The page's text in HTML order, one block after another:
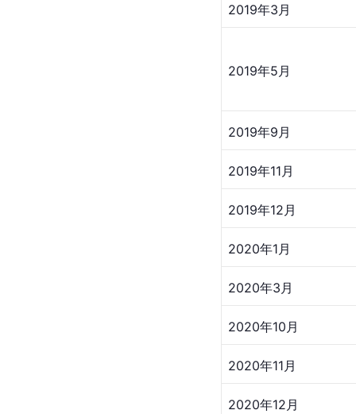
2019年3月
2019年5月
2019年9月
2019年11月
2019年12月
2020年1月
2020年3月
2020年10月
2020年11月
2020年12月